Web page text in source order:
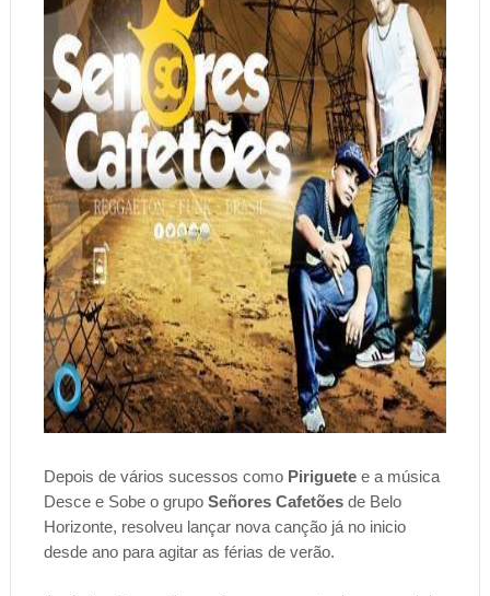
Depois de vários sucessos como Piriguetee a música
Desce e Sobe o grupo Señores Cafetõesde Belo
Horizonte, resolveu lançar nova canção já no inicio
desde ano para agitar as férias de verão.